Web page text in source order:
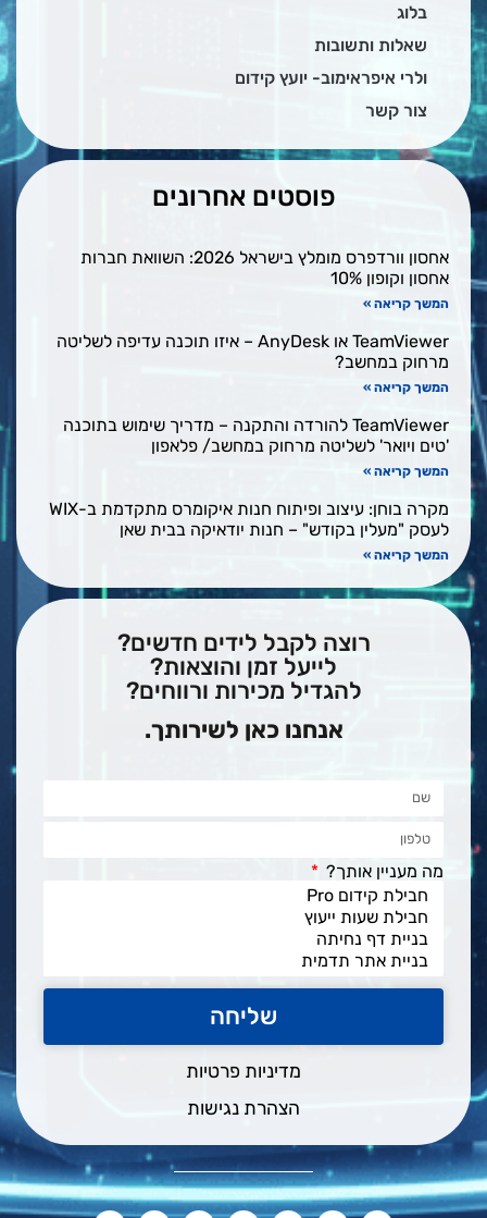
בלוג
שאלות ותשובות
ולרי איפראימוב- יועץ קידום
צור קשר
פוסטים אחרונים
אחסון וורדפרס מומלץ בישראל 2026: השוואת חברות
אחסון וקופון 10%
המשך קריאה »
TeamViewer או AnyDesk – איזו תוכנה עדיפה לשליטה
מרחוק במחשב?
המשך קריאה »
TeamViewer להורדה והתקנה – מדריך שימוש בתוכנה
'טים ויואר' לשליטה מרחוק במחשב/ פלאפון
המשך קריאה »
מקרה בוחן: עיצוב ופיתוח חנות איקומרס מתקדמת ב-WIX
לעסק "מעלין בקודש" – חנות יודאיקה בבית שאן
המשך קריאה »
רוצה לקבל לידים חדשים?
לייעל זמן והוצאות?
להגדיל מכירות ורווחים?
אנחנו כאן לשירותך.
מה מעניין אותך?
שליחה
מדיניות פרטיות
הצהרת נגישות